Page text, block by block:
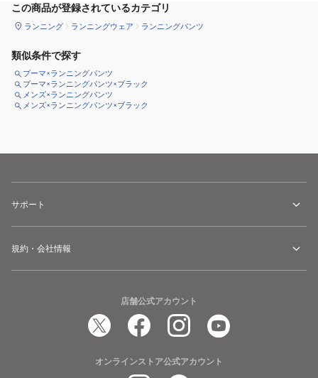
この商品が登録されているカテゴリ
ランニング ランニングウェア ランニングパンツ
類似条件で探す
プーマ×ランニングパンツ
プーマ×ランニングパンツ×ブラック
メンズ×ランニングパンツ
メンズ×ランニングパンツ×ブラック
サポート
規約・会社情報
店舗公式アカウント
オンラインストア公式アカウント